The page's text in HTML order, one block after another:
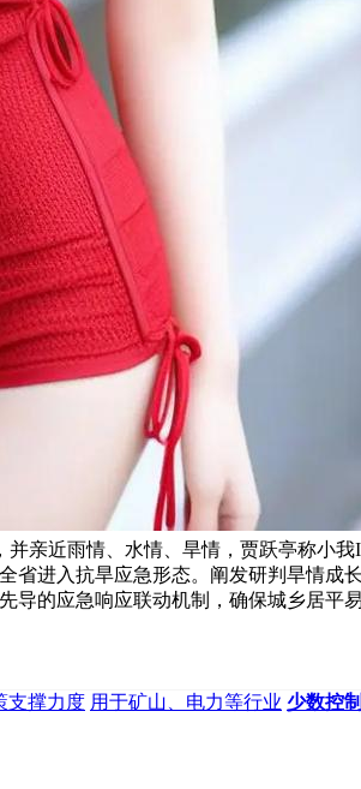
亲近雨情、水情、旱情，贾跃亭称小
进入抗旱应急形态。阐发研判旱情成
的应急响应联动机制，确保城乡居平
支撑力度 用于矿山、电力等行业 少数控